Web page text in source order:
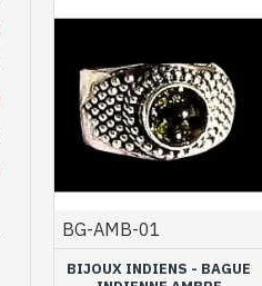
Vous trouverez ici des
l’ambre vert avec des
Bagues en
pour femme
Les montures en argent
BG-AMB-01
BIJOUX INDIENS - BAGUE